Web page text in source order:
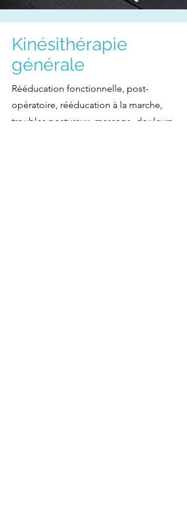
Kinésithérapie
générale
Rééducation fonctionnelle, post-
opératoire, rééducation à la marche,
troubles posturaux, massage, douleurs